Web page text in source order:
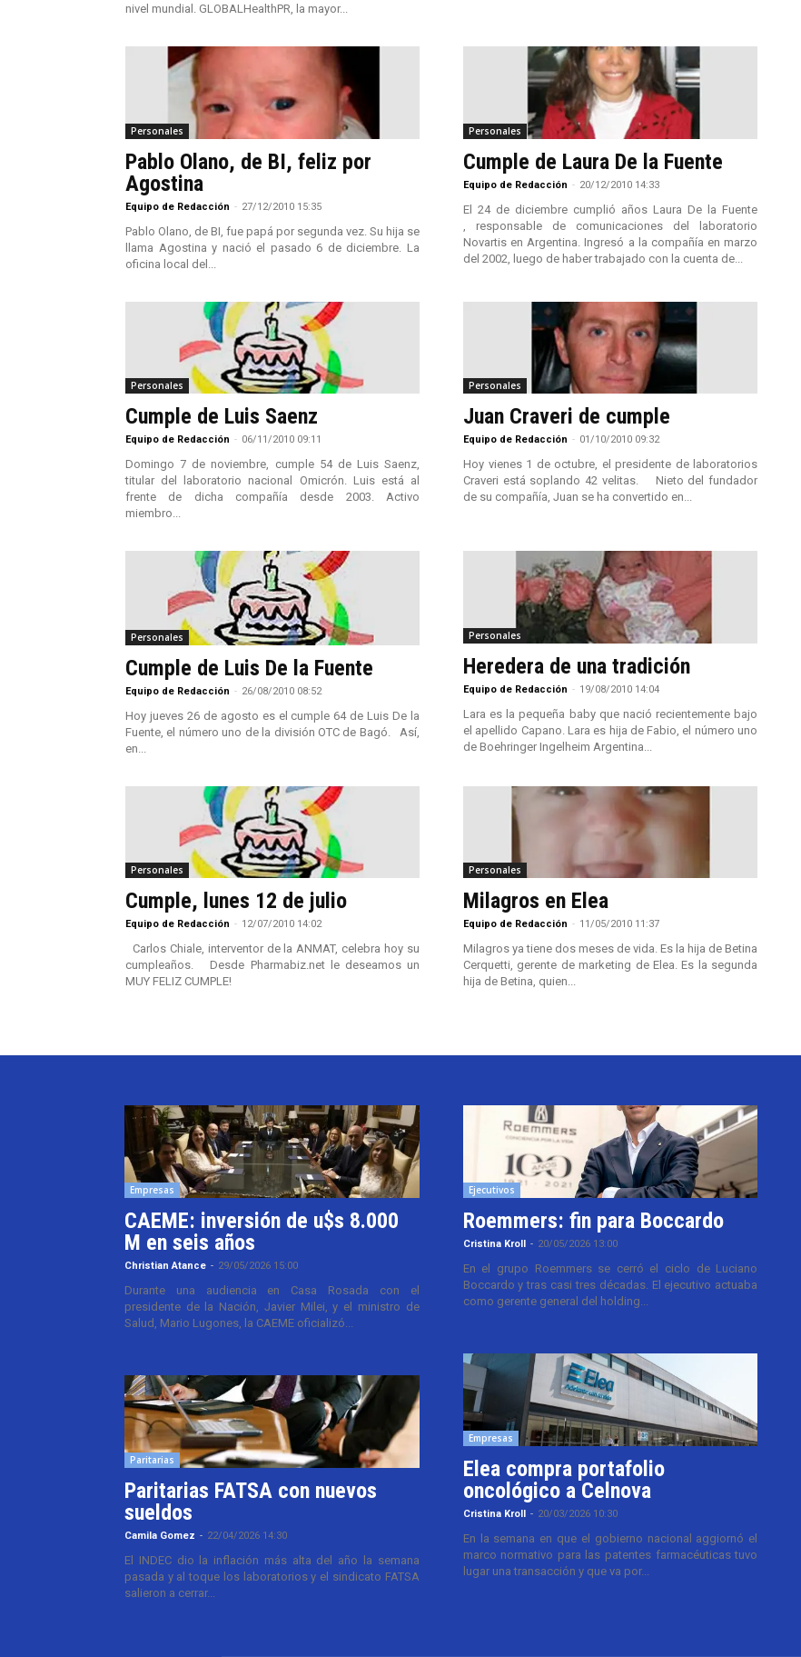
nivel mundial. GLOBALHealthPR, la mayor...
Personales
Pablo Olano, de BI, feliz por
Agostina
Equipo de Redacción - 27/12/2010 15:35
Pablo Olano, de BI, fue papá por segunda vez. Su hija se
llama Agostina y nació el pasado 6 de diciembre. La
oficina local del...
Personales
Cumple de Laura De la Fuente
Equipo de Redacción - 20/12/2010 14:33
El 24 de diciembre cumplió años Laura De la Fuente
, responsable de comunicaciones del laboratorio
Novartis en Argentina. Ingresó a la compañía en marzo
del 2002, luego de haber trabajado con la cuenta de...
Personales
Cumple de Luis Saenz
Equipo de Redacción - 06/11/2010 09:11
Domingo 7 de noviembre, cumple 54 de Luis Saenz,
titular del laboratorio nacional Omicrón. Luis está al
frente de dicha compañía desde 2003. Activo
miembro...
Personales
Juan Craveri de cumple
Equipo de Redacción - 01/10/2010 09:32
Hoy vienes 1 de octubre, el presidente de laboratorios
Craveri está soplando 42 velitas. Nieto del fundador
de su compañía, Juan se ha convertido en...
Personales
Cumple de Luis De la Fuente
Equipo de Redacción - 26/08/2010 08:52
Hoy jueves 26 de agosto es el cumple 64 de Luis De la
Fuente, el número uno de la división OTC de Bagó. Así,
en...
Personales
Heredera de una tradición
Equipo de Redacción - 19/08/2010 14:04
Lara es la pequeña baby que nació recientemente bajo
el apellido Capano. Lara es hija de Fabio, el número uno
de Boehringer Ingelheim Argentina...
Personales
Cumple, lunes 12 de julio
Equipo de Redacción - 12/07/2010 14:02
Carlos Chiale, interventor de la ANMAT, celebra hoy su
cumpleaños. Desde Pharmabiz.net le deseamos un
MUY FELIZ CUMPLE!
Personales
Milagros en Elea
Equipo de Redacción - 11/05/2010 11:37
Milagros ya tiene dos meses de vida. Es la hija de Betina
Cerquetti, gerente de marketing de Elea. Es la segunda
hija de Betina, quien...
Empresas
CAEME: inversión de u$s 8.000
M en seis años
Christian Atance - 29/05/2026 15:00
Durante una audiencia en Casa Rosada con el
presidente de la Nación, Javier Milei, y el ministro de
Salud, Mario Lugones, la CAEME oficializó...
Paritarias
Paritarias FATSA con nuevos
sueldos
Camila Gomez - 22/04/2026 14:30
El INDEC dio la inflación más alta del año la semana
pasada y al toque los laboratorios y el sindicato FATSA
salieron a cerrar...
Ejecutivos
Roemmers: fin para Boccardo
Cristina Kroll - 20/05/2026 13:00
En el grupo Roemmers se cerró el ciclo de Luciano
Boccardo y tras casi tres décadas. El ejecutivo actuaba
como gerente general del holding...
Empresas
Elea compra portafolio
oncológico a Celnova
Cristina Kroll - 20/03/2026 10:30
En la semana en que el gobierno nacional aggiornó el
marco normativo para las patentes farmacéuticas tuvo
lugar una transacción y que va por...